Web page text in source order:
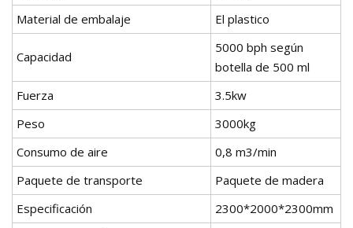
Material de embalaje
El plastico
Capacidad
5000 bph según
botella de 500 ml
Fuerza
3.5kw
Peso
3000kg
Consumo de aire
0,8 m3/min
Paquete de transporte
Paquete de madera
Especificación
2300*2000*2300mm